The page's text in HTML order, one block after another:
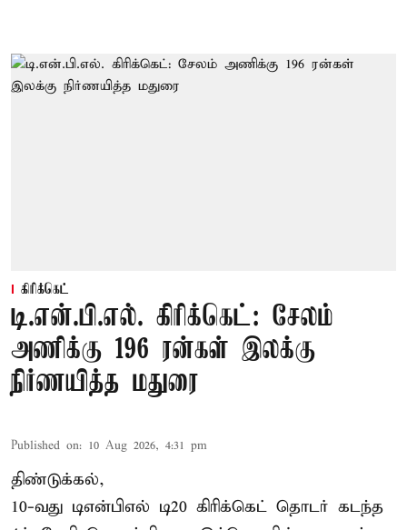
கிரிக்கெட்
டி.என்.பி.எல். கிரிக்கெட்: சேலம்
அணிக்கு 196 ரன்கள் இலக்கு
நிர்ணயித்த மதுரை
Published on: 10 Aug 2026, 4:31 pm
திண்டுக்கல்,
10-வது டிஎன்பிஎல் டி20 கிரிக்கெட் தொடர் கடந்த